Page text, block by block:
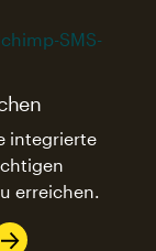
integrierte
erreichen.